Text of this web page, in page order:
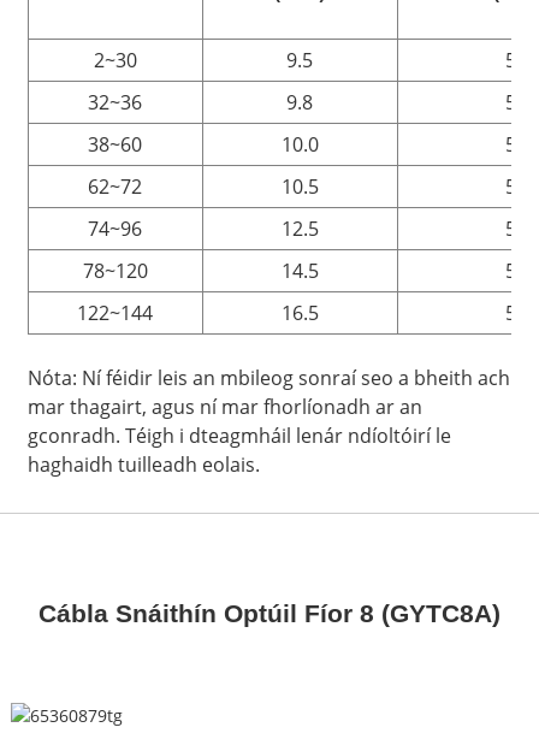
2~30 9.5
5.0
32~36
9.8
5.0
38~60
10.0
5.0
62~72
10.5
5.0
74~96
12.5
5.0
78~120
14.5
5.0
122~144
16.5 5.0
Nóta: Ní féidir leis an mbileog sonraí seo a bheith ach
mar thagairt, agus ní mar fhorlíonadh ar an
gconradh. Téigh i dteagmháil lenár ndíoltóirí le
haghaidh tuilleadh eolais.
Cábla Snáithín Optúil Fíor 8 (GYTC8A)